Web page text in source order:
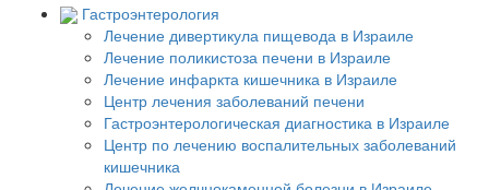
Гастроэнтерология
Лечение дивертикула пищевода в Израиле
Лечение поликистоза печени в Израиле
Лечение инфаркта кишечника в Израиле
Центр лечения заболеваний печени
Гастроэнтерологическая диагностика в Израиле
Центр по лечению воспалительных заболеваний
кишечника